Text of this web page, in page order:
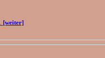
[weiter]